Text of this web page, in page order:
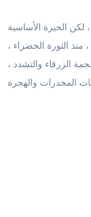
لكن الحيرة الأساسية
الثورة الخضراء ،
الزرقاء والتشدد ،